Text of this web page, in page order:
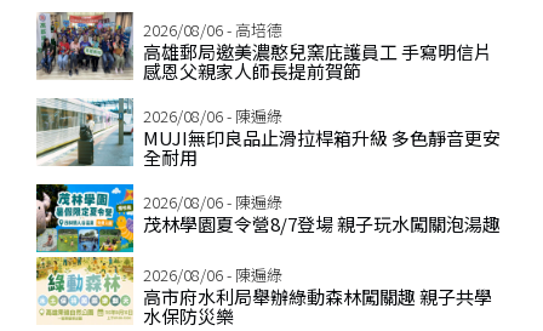
2026/08/06 - 高培德
高雄郵局邀美濃憨兒窯庇護員工 手寫明信片
感恩父親家人師長提前賀節
2026/08/06 - 陳遍綠
MUJI無印良品止滑拉桿箱升級 多色靜音更安
全耐用
2026/08/06 - 陳遍綠
茂林學園夏令營8/7登場 親子玩水闖關泡湯趣
2026/08/06 - 陳遍綠
高市府水利局舉辦綠動森林闖關趣 親子共學
水保防災樂